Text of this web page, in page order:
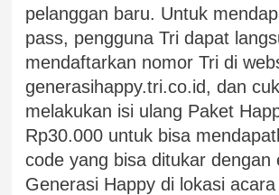
pelanggan baru. Untuk
pass, pengguna Tri dapat
mendaftarkan nomor Tri di
generasihappy.tri.co.id, dan
melakukan isi ulang Paket
Rp30.000 untuk bisa
code yang bisa ditukar dengan
Generasi Happy di lokasi